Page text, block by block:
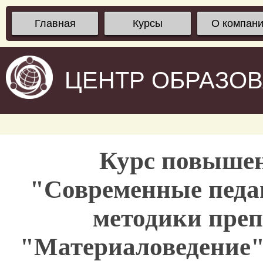
Главная Курсы О
ЦЕНТР
Курс
"Современные
методики